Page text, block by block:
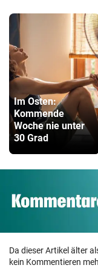
Im Osten:
Kommende
Woche nie unter
30 Grad
Da dieser Artikel älter
kein Kommentieren